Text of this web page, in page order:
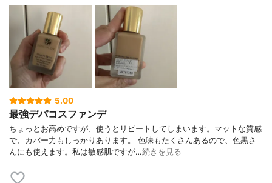
5.00
最強デパコスファンデ
ちょっとお高めですが、使うとリピートしてしまいます。マットな質感
で、カバー力もしっかりあります。 色味もたくさんあるので、色黒さ
んにも使えます。私は敏感肌ですが…続きを見る